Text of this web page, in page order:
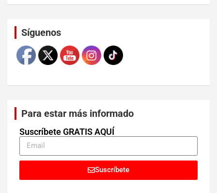
Síguenos
Para estar más informado
Suscríbete GRATIS AQUÍ
Suscríbete